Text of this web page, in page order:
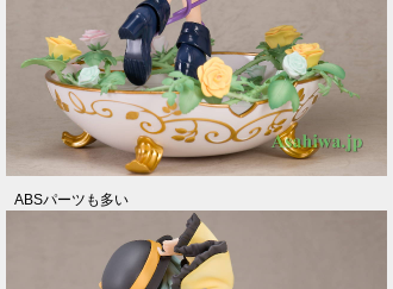
ABSパーツも多い